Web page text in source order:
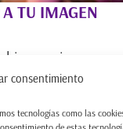
consentimiento
tecnologías como las
TU IMAGEN
empieza por
El color es una